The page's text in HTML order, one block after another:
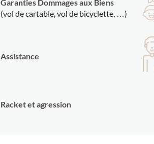
Garanties Dommages aux Biens
(vol de cartable, vol de bicyclette, …)
Assistance
Racket et agression